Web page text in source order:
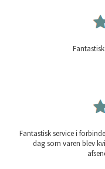
Fantastisk service i
dag som varen blev